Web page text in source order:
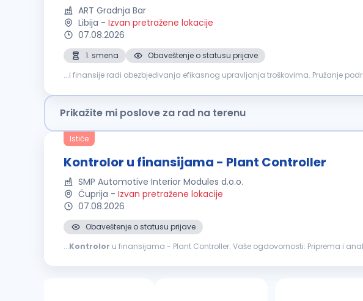
ART Gradnja Bar
Libija - Izvan pretražene lokacije
07.08.2026
1. smena
Obaveštenje o statusu prijave
...i finansije radi obezbjeđivanja efikasnog upravljanja troškovima. Pružanje
Prikažite mi poslove za rad na terenu
Ističe
Kontrolor u finansijama - Plant Controller
SMP Automotive Interior Modules d.o.o.
Ćuprija - Izvan pretražene lokacije
07.08.2026
Obaveštenje o statusu prijave
...Kontrolor u finansijama - Plant